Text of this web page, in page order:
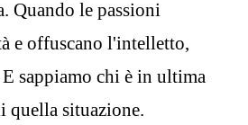
Quando le passioni
e offuscano l'intelletto,
sappiamo chi è in ultima
quella situazione.